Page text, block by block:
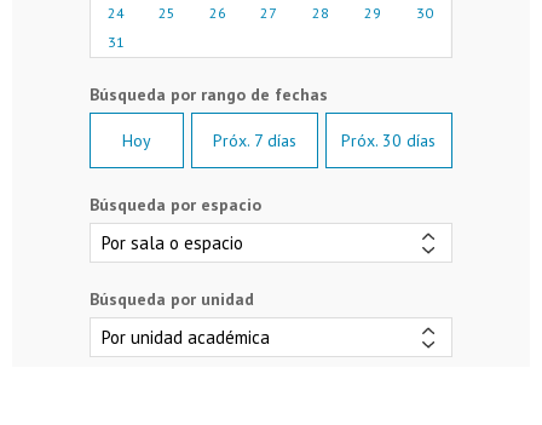
24
25 26 27 28 29
30
31
Hoy Próx. 7 días Próx. 30 días
Búsqueda por espacio
Búsqueda por unidad